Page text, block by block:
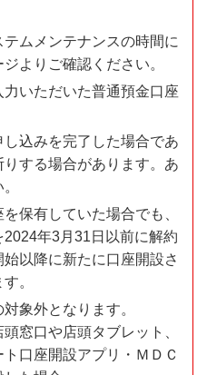
ムメンテナンスの時間に
よりご確認ください。
いただいた普通預金口座
込みを完了した場合であ
する場合があります。あ
保有していた場合でも、
年3月31日以前に解約
以降に新たに口座開設さ
。
象外となります。
窓口や店頭タブレット、
口座開設アプリ・ＭＤＣ